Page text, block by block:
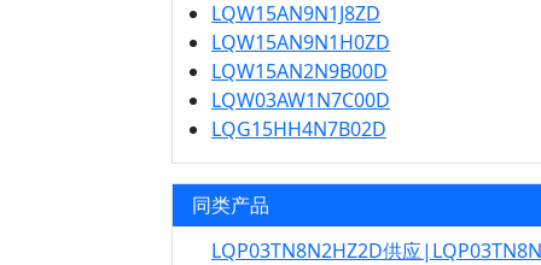
LQW15AN9N1J8ZD
LQW15AN9N1H0ZD
LQW15AN2N9B00D
LQW03AW1N7C00D
LQG15HH4N7B02D
同类产品
LQP03TN8N2HZ2D供应